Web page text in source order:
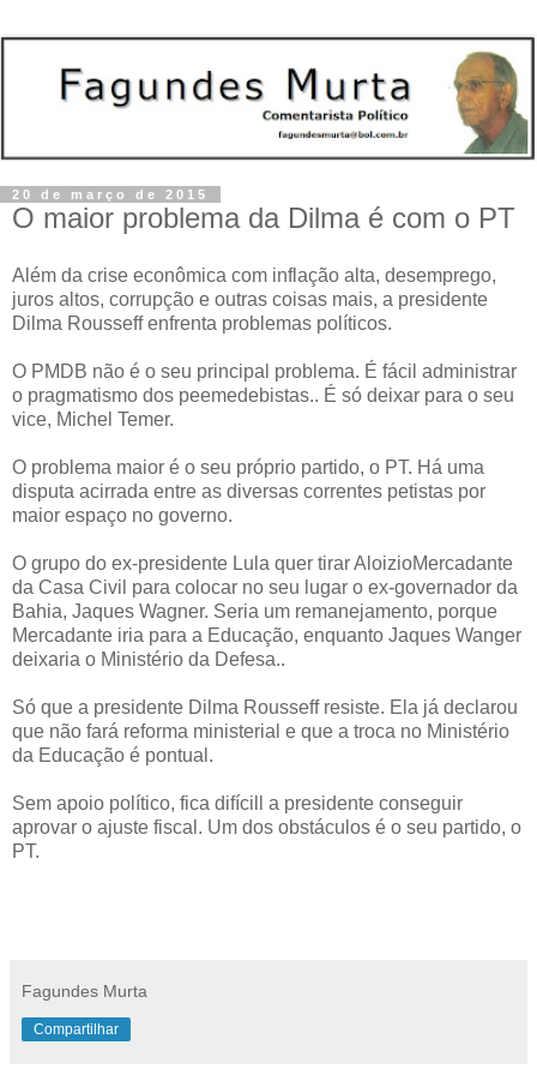
20 de março de 2015
O maior problema da Dilma é com o PT
Além da crise econômica com inflação alta, desemprego,
juros altos, corrupção e outras coisas mais, a presidente
Dilma Rousseff enfrenta problemas políticos.
O PMDB não é o seu principal problema. É fácil administrar
o pragmatismo dos peemedebistas.. É só deixar para o seu
vice, Michel Temer.
O problema maior é o seu próprio partido, o PT. Há uma
disputa acirrada entre as diversas correntes petistas por
maior espaço no governo.
O grupo do ex-presidente Lula quer tirar AloizioMercadante
da Casa Civil para colocar no seu lugar o ex-governador da
Bahia, Jaques Wagner. Seria um remanejamento, porque
Mercadante iria para a Educação, enquanto Jaques Wanger
deixaria o Ministério da Defesa..
Só que a presidente Dilma Rousseff resiste. Ela já declarou
que não fará reforma ministerial e que a troca no Ministério
da Educação é pontual.
Sem apoio político, fica difícill a presidente conseguir
aprovar o ajuste fiscal. Um dos obstáculos é o seu partido, o
PT.
Fagundes Murta
Compartilhar